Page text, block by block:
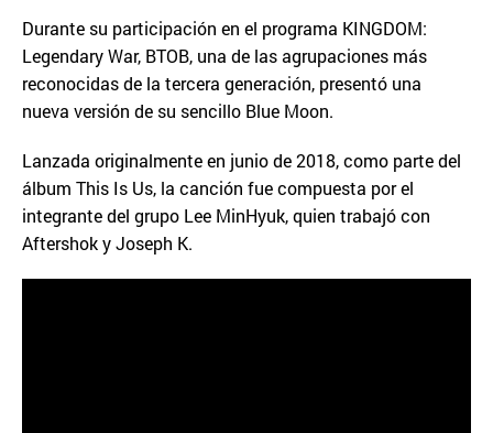
Durante su participación en el programa KINGDOM:
Legendary War, BTOB, una de las agrupaciones más
reconocidas de la tercera generación, presentó una
nueva versión de su sencillo Blue Moon.
Lanzada originalmente en junio de 2018, como parte del
álbum This Is Us, la canción fue compuesta por el
integrante del grupo Lee MinHyuk, quien trabajó con
Aftershok y Joseph K.